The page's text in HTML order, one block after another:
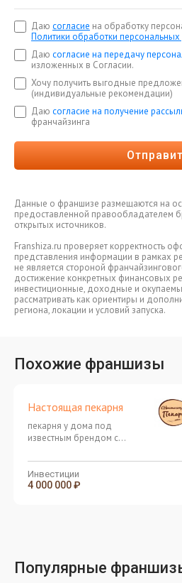
Даю согласие на обработку
Политики обработки
Даю согласие на передачу
изложенных в Согласии.
Хочу получить выгодные
(индивидуальные рекомендации)
Даю согласие на получение
франчайзинга
Данные о франшизе размещаются на
предоставленной правообладателем
открытых источников.
Franshiza.ru проверяет корректность
представления информации в рамках
не является стороной
достижение конкретных финансовых
инвестиционные, доходные и
рассматривать как ориентиры и
региона, локации и условий запуска.
Похожие франшизы
Настоящая пекарня
пекарня у дома под
известным брендом с
месяц!
Инвестиции
4 000 000 ₽
Популярные